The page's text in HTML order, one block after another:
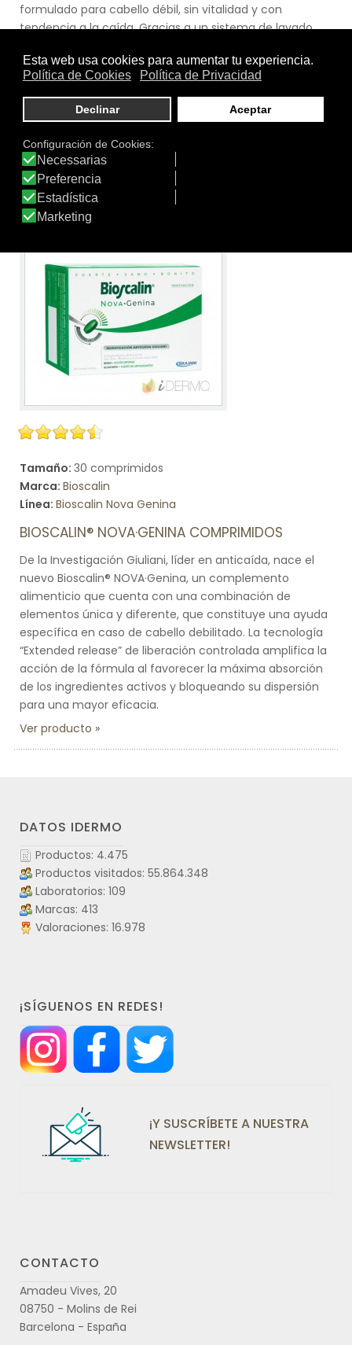
formulado para cabello débil, sin vitalidad y con
tendencia a la caída. Gracias a un sistema de lavado
equilibrio hidrolipídico del cabello y la piel. Su especial
formulación presenta una acción reparadora que
aporta brillo y suavidad al cabello. Gracias a una
tecnología de liberación patentada, los ingredientes
activos se adhieren al cabello y al cuero cabelludo,
resistiendo al lavado, y se liberan gradualmente,
prolongando así su acción.
Ver producto
Tamaño: 30 comprimidos
Marca: Bioscalin
Línea: Bioscalin Nova Genina
BIOSCALIN® NOVA·GENINA COMPRIMIDOS
De la Investigación Giuliani, líder en anticaída, nace el
nuevo Bioscalin® NOVA·Genina, un complemento
alimenticio que cuenta con una combinación de
elementos única y diferente, que constituye una ayuda
específica en caso de cabello debilitado. La tecnología
“Extended release” de liberación controlada amplifica la
acción de la fórmula al favorecer la máxima absorción
de los ingredientes activos y bloqueando su dispersión
para una mayor eficacia.
Ver producto
DATOS IDERMO
Productos: 4.475
Productos visitados: 55.864.348
Laboratorios: 109
Marcas: 413
Valoraciones: 16.978
¡SÍGUENOS EN REDES!
¡Y SUSCRÍBETE A NUESTRA
NEWSLETTER!
CONTACTO
Amadeu Vives, 20
08750 - Molins de Rei
Barcelona - España